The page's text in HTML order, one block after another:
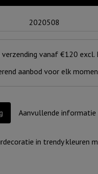
2020508
verzending vanaf €120 excl.
aanbod voor elk
Aanvullende informatie
in trendy kleuren